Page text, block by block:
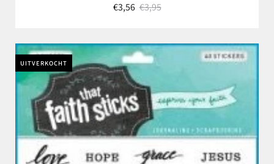
€3,56 €3,95
UITVERKOCHT